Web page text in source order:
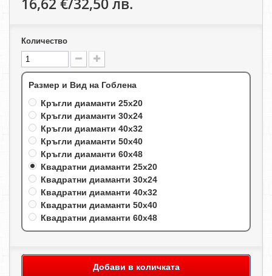
Количество
Размер и Вид на Гоблена
Кръгли диаманти 25х20
Кръгли диаманти 30х24
Кръгли диаманти 40х32
Кръгли диаманти 50х40
Кръгли диаманти 60х48
Квадратни диаманти 25х20
Квадратни диаманти 30х24
Квадратни диаманти 40х32
Квадратни диаманти 50х40
Квадратни диаманти 60х48
Добави в количката